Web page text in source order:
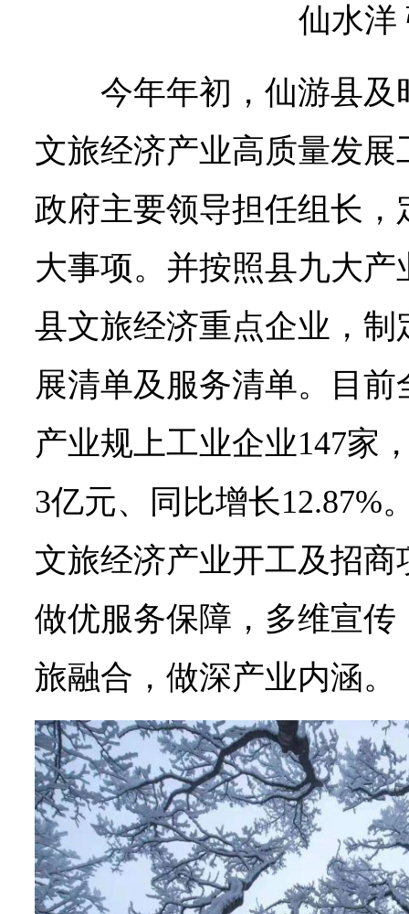
仙水洋
今年年初，仙游县
文旅经济产业高质量发
政府主要领导担任组长
大事项。并按照县九大
县文旅经济重点企业，
展清单及服务清单。目
产业规上工业企业147家
3亿元、同比增长12.87%
文旅经济产业开工及招
做优服务保障，多维宣
旅融合，做深产业内涵。